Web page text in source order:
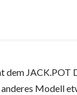
dem JACK.POT
Modell